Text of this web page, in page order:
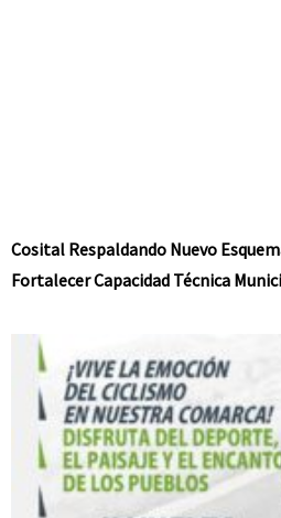
Cosital Respaldando Nuevo
Fortalecer Capacidad Técnica